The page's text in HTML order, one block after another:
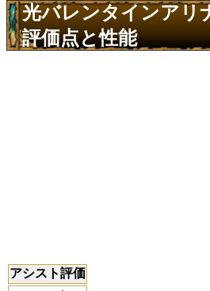
光バレンタインアリ
評価点と性能
アシスト評価